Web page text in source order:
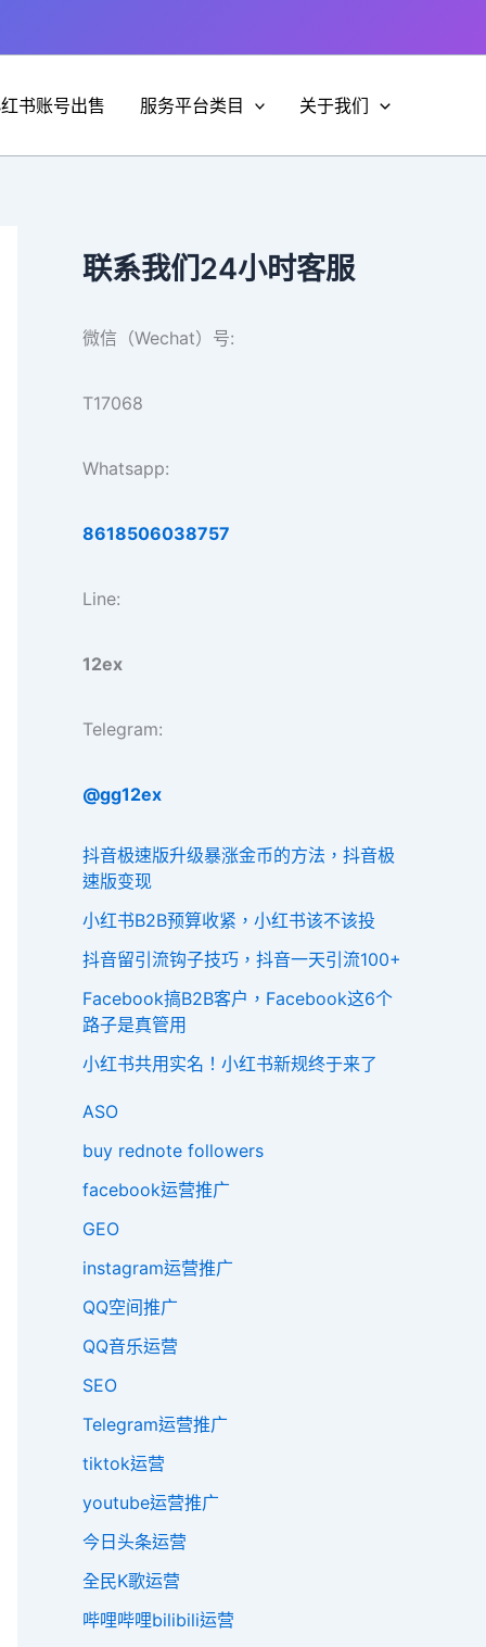
书账号出售 服务平台类目 关于我们
联系我们24小时客服
微信（Wechat）号:
T17068
Whatsapp:
8618506038757
Line:
12ex
Telegram:
@gg12ex
抖音极速版升级暴涨金币的方法，抖音极
速版变现
小红书B2B预算收紧，小红书该不该投
抖音留引流钩子技巧，抖音一天引流100+
Facebook搞B2B客户，Facebook这6个
路子是真管用
小红书共用实名！小红书新规终于来了
ASO
buy rednote followers
facebook运营推广
GEO
instagram运营推广
QQ空间推广
QQ音乐运营
SEO
Telegram运营推广
tiktok运营
youtube运营推广
今日头条运营
全民K歌运营
哔哩哔哩bilibili运营